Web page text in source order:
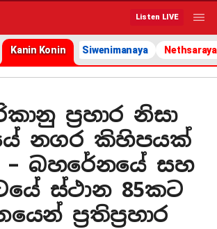
Listen LIVE
Kanin Konin Siwenimanaya Nethsaraya
ප්‍රහාර නිසා
නගර කිහිපයක්
– බහරේනයේ සහ
ස්ථාන 85කට
ප්‍රතිප්‍රහාර